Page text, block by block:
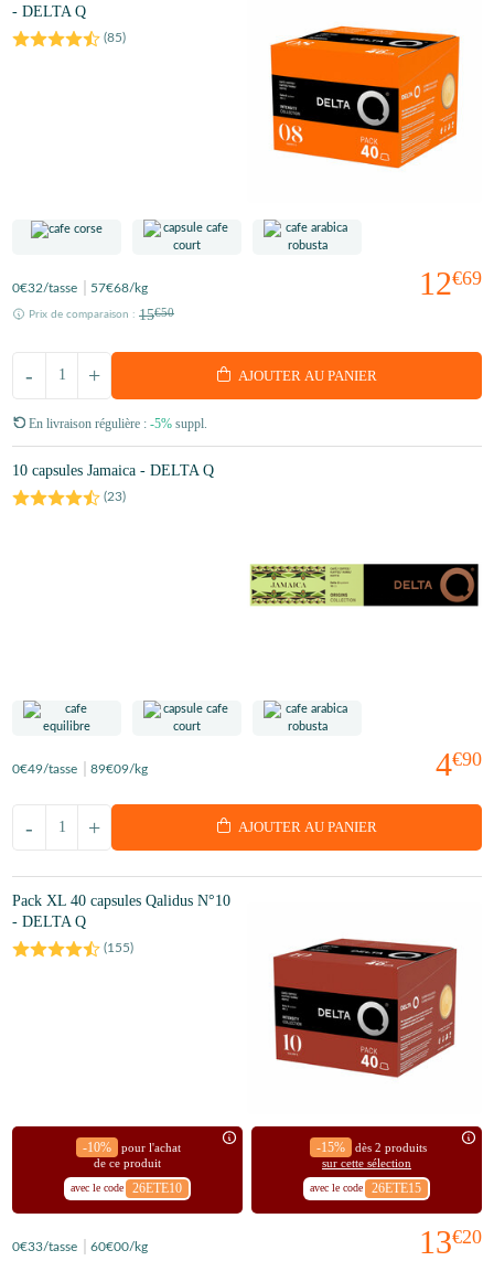
- DELTA Q
(85)
12€69
0€32/tasse 57€68/kg
Prix de comparaison : 15€50
+
- AJOUTER AU PANIER
En livraison régulière : -5% suppl.
10 capsules Jamaica - DELTA Q
(23)
4€90
0€49/tasse 89€09/kg
+
- AJOUTER AU PANIER
Pack XL 40 capsules Qalidus N°10
- DELTA Q
(155)
-10%
pour l'achat
de ce produit
avec le code 26ETE10
-15%
dès 2 produits
sur cette sélection
avec le code 26ETE15
13€20
0€33/tasse 60€00/kg